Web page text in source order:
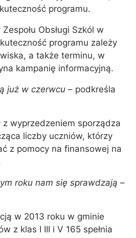
programu.
Obsługi Szkól w
programu zależy
a także terminu, w
kampanię informacyjną.
już w czerwcu – podkreśla
z wyprzedzeniem sporządza
liczby uczniów, którzy
z pomocy na finansowej na
roku nam się sprawdzają –
w 2013 roku w gminie
z klas I III i V 165 spełnia